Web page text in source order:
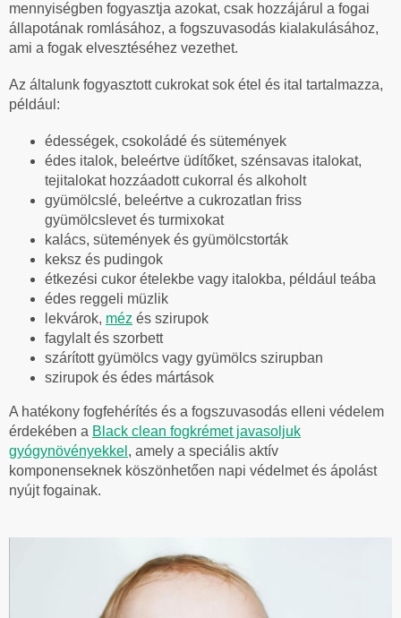
mennyiségben fogyasztja azokat, csak hozzájárul a fogai
állapotának romlásához, a fogszuvasodás kialakulásához,
ami a fogak elvesztéséhez vezethet.
Az általunk fogyasztott cukrokat sok étel és ital tartalmazza,
például:
édességek, csokoládé és sütemények
édes italok, beleértve üdítőket, szénsavas italokat,
tejitalokat hozzáadott cukorral és alkoholt
gyümölcslé, beleértve a cukrozatlan friss
gyümölcslevet és turmixokat
kalács, sütemények és gyümölcstorták
keksz és pudingok
étkezési cukor ételekbe vagy italokba, például teába
édes reggeli müzlik
lekvárok, méz és szirupok
fagylalt és szorbett
szárított gyümölcs vagy gyümölcs szirupban
szirupok és édes mártások
A hatékony fogfehérítés és a fogszuvasodás elleni védelem
érdekében a Black clean fogkrémet javasoljuk
gyógynövényekkel , amely a speciális aktív
komponenseknek köszönhetően napi védelmet és ápolást
nyújt fogainak.